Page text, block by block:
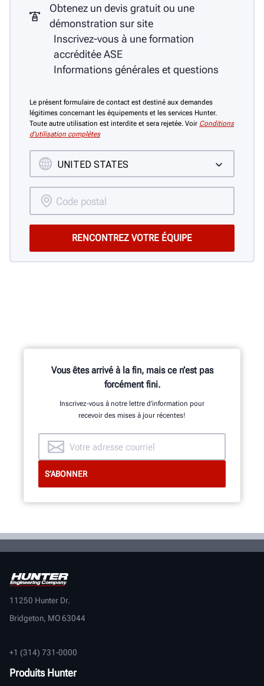
Obtenez un devis gratuit ou une
démonstration sur site
Inscrivez-vous à une formation
accréditée ASE
Informations générales et questions
Le présent formulaire de contact est destiné aux demandes
légitimes concernant les équipements et les services Hunter.
Toute autre utilisation est interdite et sera rejetée. Voir Conditions
d’utilisation complètes
Vous êtes arrivé à la fin, mais ce n’est pas
forcément fini.
Inscrivez-vous à notre lettre d’information pour
recevoir des mises à jour récentes!
11250 Hunter Dr.
Bridgeton, MO 63044
+1 (314) 731-0000
Produits Hunter